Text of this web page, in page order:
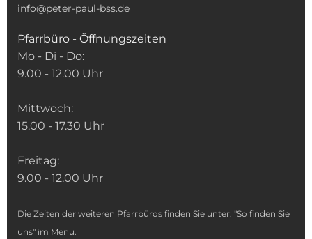
info@peter-paul-bss.de
Pfarrbüro - Öffnungszeiten
Mo - Di - Do:
9.00 - 12.00 Uhr
Mittwoch:
15.00 - 17.30 Uhr
Freitag:
9.00 - 12.00 Uhr
Die Zeiten der weiteren Pfarrbüros finden Sie unter: "So finden Sie
uns" im Menu.